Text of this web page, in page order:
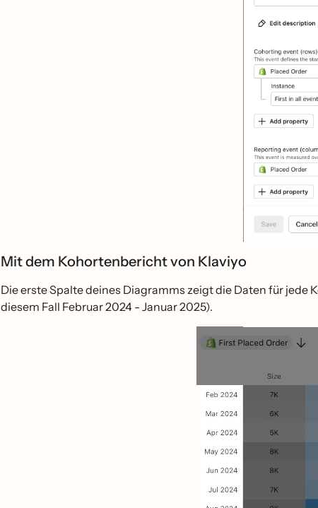
Mit dem Kohortenbericht von Klaviyo
Die erste Spalte deines Diagramms zeigt die Daten für jede
diesem Fall Februar 2024 - Januar 2025).